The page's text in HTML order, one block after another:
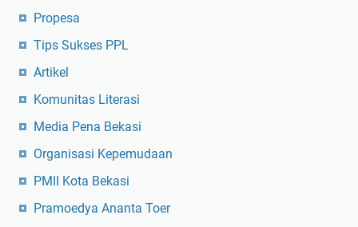
Propesa
Tips Sukses PPL
Artikel
Komunitas Literasi
Media Pena Bekasi
Organisasi Kepemudaan
PMII Kota Bekasi
Pramoedya Ananta Toer